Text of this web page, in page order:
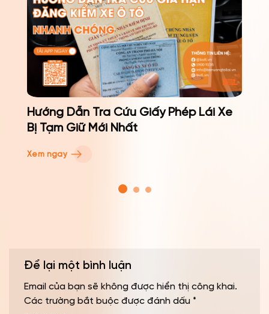
Hướng Dẫn Tra Cứu Giấy Phép Lái Xe
Bị Tạm Giữ Mới Nhất
Xem ngay
Để lại một bình luận
Email của bạn sẽ không được hiển thị công khai.
Các trường bắt buộc được đánh dấu *